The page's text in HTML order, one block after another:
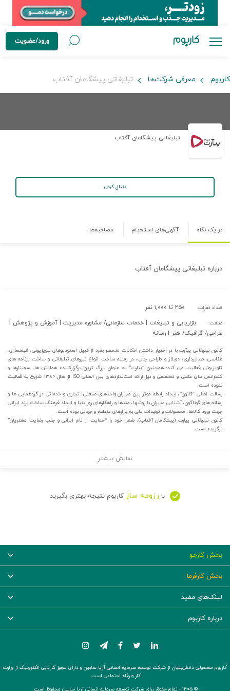
ورود/عضویت
کاربوم معرفی شرکت‌ها تبلیغاتی پیشگامان آفتاب
تبلیغاتی پیشگامان آفتاب
دنبال کردن
در یک نگاه آگهی‌های استخدام مصاحبه‌ها
درباره تبلیغاتی پیشگامان آفتاب
تعداد نفرات: ۲۵۰ تا ۱,۰۰۰ نفر
صنعت:
بازاریابی و تبلیغات | خدمات سازمانی/ مشاوره مدیریت | آموزش و پژوهش |
طراحی/ گرافیک/ هنر | رسانه
کانون تبلیغاتی پیآرت با در اختیار داشتن امکانات منحصر بفرد از قبیل استودیوهای تلویزیونی، فیلمسازی،
عکاسی، صدابرداری، دوبلاژ و طراحی چاپ، در زمینه ساخت انواع تیزرهای تبلیغاتی و ساخت برنامه های
تلویزیونی فعالیت می کند؛ همچنین “پیارت” به عنوان بزرگ ترین برگزارکننده همایش ها، سمینارها و
کنفرانس های علمی و تخصصی و نیز ارائه استانداردهای بین المللی ISO از سال ۱۳۸۰ شروع به فعالیت
نموده است.
رسالت اصلی “کانون”، ایجاد رابطه موثر بین مدیران واحدهای صنعتی، تجاری و خدماتی در گردهمایی ها و
رسانه های گوناگون، آشنایی مدیران با روشها، متدها و راهکارهای روز دنیا و ایجاد فرهنگ ساخت برند ایرانی
جهت ورود کالاها، محصولات و تولیدات ملی به بازارهای منطقه و جهانی بوده است.
کانون تبلیغاتی پیارت (پیشگامان آفتاب)، شعار خود را “حمایت از نام ایرانی و جلب رضایت مشتریان”
برگزیده است.
نمایش بیشتر
با رزومه ساز کاربوم نتیجه بهتری بگیرید
بخش کارجو
بخش کارفرما
لینک‌های مفید
درباره کاربوم
کاربوم محصولی دانش‌بنیان از شرکت توسعه سرمایه انسانی آریا سابین و دارای مجوز کاریابی الکترونیک از وزارت
کار و رفاه اجتماعی است.
© ۱۴۰۵ -
تمام حقوق برای شرکت توسعه سرمایه انسانی آریا سابین محفوظ است.